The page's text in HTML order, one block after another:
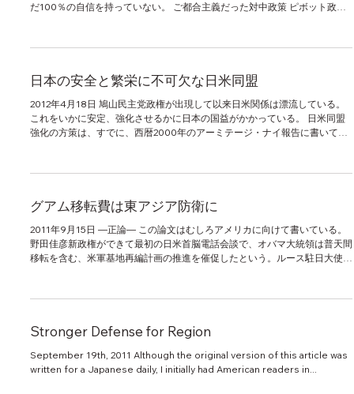
だ100％の自信を持っていない。 ご都合主義だった対中政策 ピボット政策
日本の安全と繁栄に不可欠な日米同盟
2012年4月18日 鳩山民主党政権が出現して以来日米関係は漂流している。
これをいかに安定、強化させるかに日本の国益がかかっている。 日米同盟
強化の方策は、すでに、西暦2000年のアーミテージ・ナイ報告に書いてあ
グアム移転費は東アジア防衛に
2011年9月15日 ―正論― この論文はむしろアメリカに向けて書いている。
野田佳彦新政権ができて最初の日米首脳電話会談で、オバマ大統領は普天間
移転を含む、米軍基地再編計画の推進を催促したという。ルース駐日大使の
Stronger Defense for Region
September 19th, 2011 Although the original version of this article was
written for a Japanese daily, I initially had American readers in...